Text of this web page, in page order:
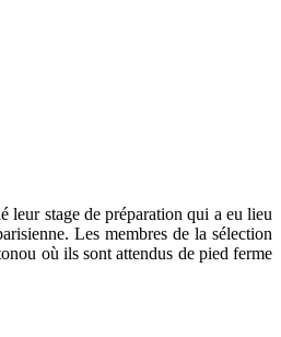
leur stage de préparation qui a eu lieu
Les membres de la sélection
où ils sont attendus de pied ferme